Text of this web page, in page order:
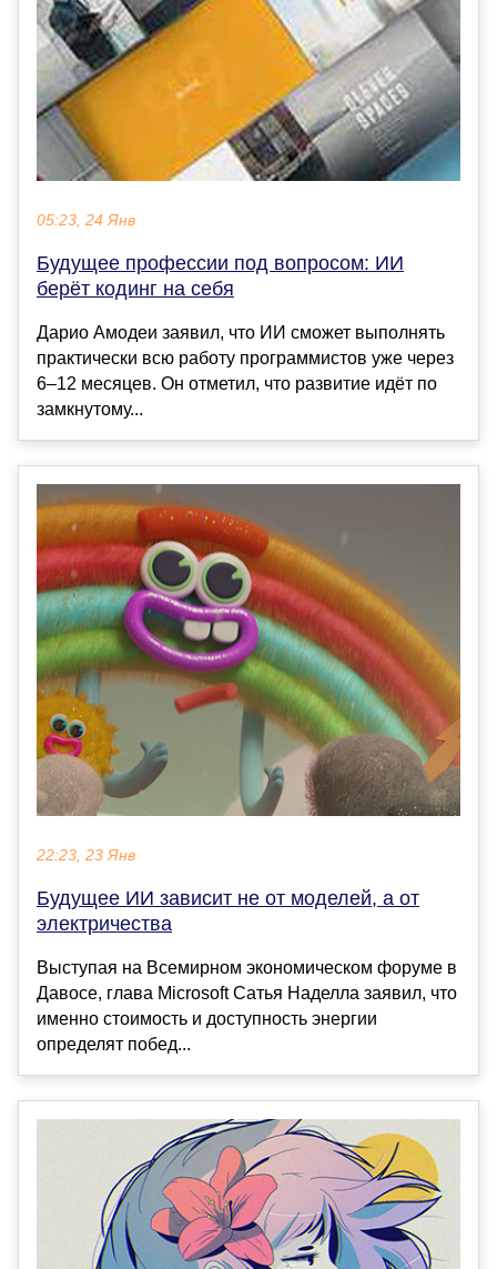
05:23, 24 Янв
Будущее профессии под вопросом: ИИ
берёт кодинг на себя
Дарио Амодеи заявил, что ИИ сможет выполнять
практически всю работу программистов уже через
6–12 месяцев. Он отметил, что развитие идёт по
замкнутому...
22:23, 23 Янв
Будущее ИИ зависит не от моделей, а от
электричества
Выступая на Всемирном экономическом форуме в
Давосе, глава Microsoft Сатья Наделла заявил, что
именно стоимость и доступность энергии
определят побед...